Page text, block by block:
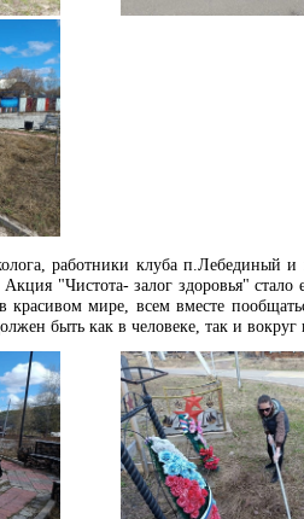
работники клуба п.Лебединый и
"Чистота- залог здоровья" стало
мире, всем вместе
быть как в человеке, так и вокруг